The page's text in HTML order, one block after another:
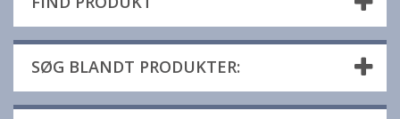
SØG BLANDT PRODUKTER: